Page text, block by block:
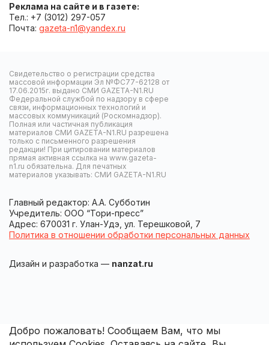
Реклама на сайте и в газете:
Тел.: +7 (3012) 297-057
Почта: gazeta-n1@yandex.ru
Свидетельство о регистрации средства
массовой информации Эл №ФС77-62128 от
17.06.2015г. выдано СМИ GAZETA-N1.RU
Федеральной службой по надзору в сфере
связи, информационных технологий и
массовых коммуникаций (Роскомнадзор).
Полная или частичная публикация
материалов СМИ GAZETA-N1.RU разрешена
только с письменного разрешения
редакции! При цитировании материалов
прямая активная ссылка на www.gazeta-
n1.ru обязательна. Для печатных
материалов указывать: СМИ GAZETA-N1.RU
Главный редактор: А.А. Субботин
Учредитель: ООО “Тори-пресс”
Адрес: 670031 г. Улан-Удэ, ул. Терешковой, 7
Политика в отношении обработки персональных данных
Дизайн и разработка — nanzat.ru
Добро пожаловать! Сообщаем Вам, что мы